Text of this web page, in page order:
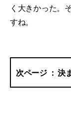
く大きかった。
すね。
決